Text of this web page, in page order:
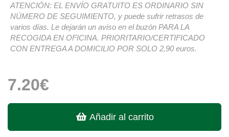
ATENCIÓN: EL ENVÍO GRATUITO ES ORDINARIO SIN
NÚMERO DE SEGUIMIENTO, y puede sufrir retrasos de
varios días. Le dejarán un aviso en el buzón PARA LA
RECOGIDA EN OFICINA. PRIORITARIO/CERTIFICADO
CON ENTREGA A DOMICILIO POR SOLO 2,90 euros.
7.20€
Añadir al carrito